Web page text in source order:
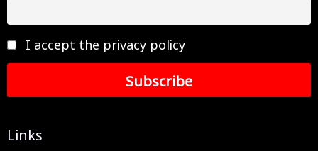
I accept the privacy policy
Links